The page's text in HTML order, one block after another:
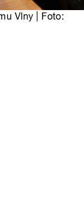
Vlny | Foto: